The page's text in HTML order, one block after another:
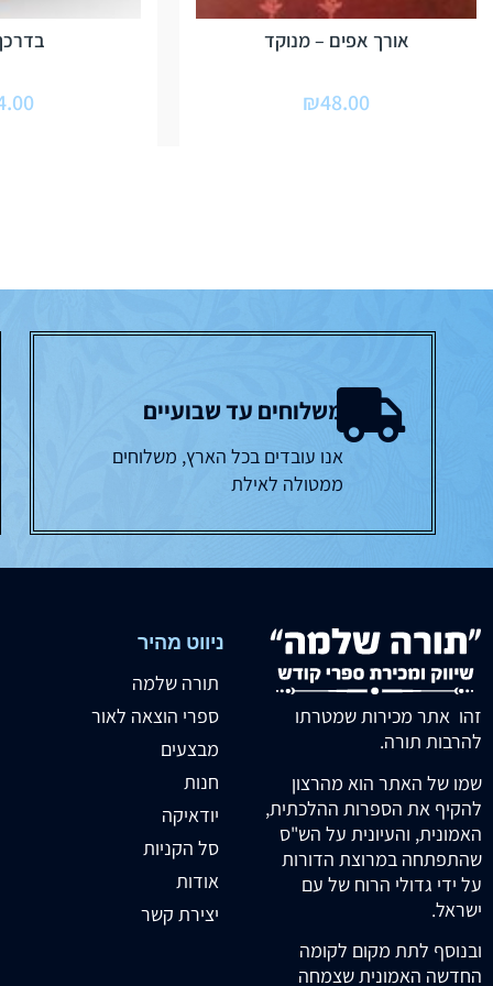
אורך אפים – מנוקד
₪48.00
משלוחים עד שבועיים
אנו עובדים בכל הארץ, משלוחים
ממטולה לאילת
זהו אתר מכירות שמטרתו
להרבות תורה.
שמו של האתר הוא מהרצון
להקיף את הספרות ההלכתית,
האמונית, והעיונית על הש"ס
שהתפתחה במרוצת הדורות
על ידי גדולי הרוח של עם
ישראל.
ובנוסף לתת מקום לקומה
החדשה האמונית שצמחה
ניווט מהיר
תורה שלמה
ספרי הוצאה לאור
מבצעים
חנות
יודאיקה
סל הקניות
אודות
יצירת קשר